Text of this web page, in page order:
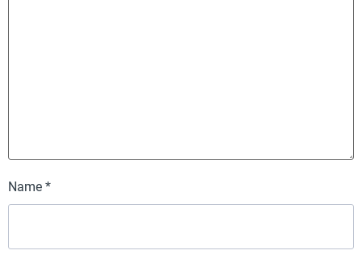
Name *